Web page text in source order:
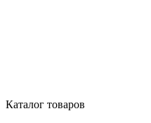
Каталог товаров